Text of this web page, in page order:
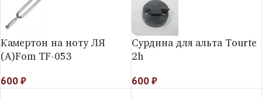
Камертон на ноту ЛЯ
(A)Fom TF-053
600₽
Сурдина для альта Tourte
2h
600₽